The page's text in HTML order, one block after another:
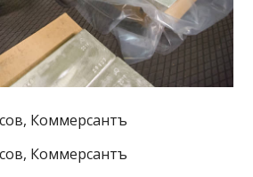
Коммерсантъ
Коммерсантъ